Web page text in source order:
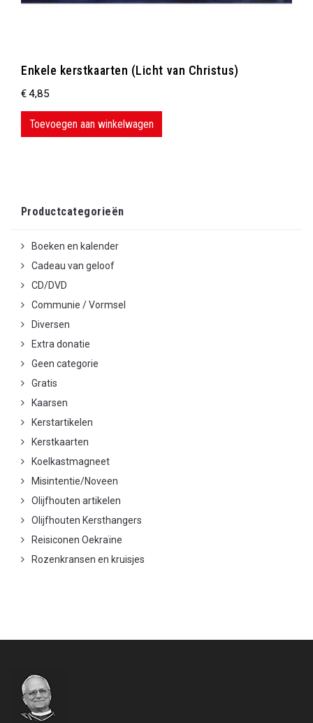
Enkele kerstkaarten (Licht van Christus)
€4,85
Toevoegen aan winkelwagen
Productcategorieën
Boeken en kalender
Cadeau van geloof
CD/DVD
Communie / Vormsel
Diversen
Extra donatie
Geen categorie
Gratis
Kaarsen
Kerstartikelen
Kerstkaarten
Koelkastmagneet
Misintentie/Noveen
Olijfhouten artikelen
Olijfhouten Kersthangers
Reisiconen Oekraïne
Rozenkransen en kruisjes